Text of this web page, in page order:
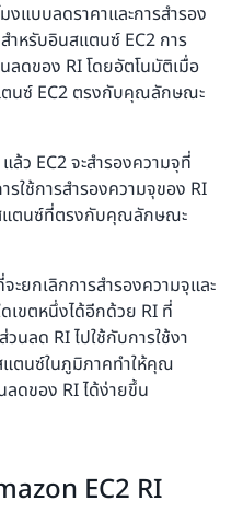
งแบบลดราคาและการสำรอง
ำหรับอินสแตนซ์ EC2 การ
นลดของ RI โดยอัตโนมัติเมื่อ
นซ์ EC2 ตรงกับคุณลักษณะ
ว EC2 จะสำรองความจุที่
ใช้การสำรองความจุของ RI
แตนซ์ที่ตรงกับคุณลักษณะ
ยกเลิกการสำรองความจุและ
เขตหนึ่งได้อีกด้วย RI ที่
นลด RI ไปใช้กับการใช้งา
ตนซ์ในภูมิภาคทำให้คุณ
ลดของ RI ได้ง่ายขึ้น
EC2 RI